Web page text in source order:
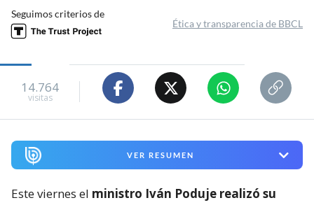
Seguimos criterios de
Ética y transparencia de BBCL
14.764
visitas
VER RESUMEN
Este viernes el ministro Iván Poduje realizó su